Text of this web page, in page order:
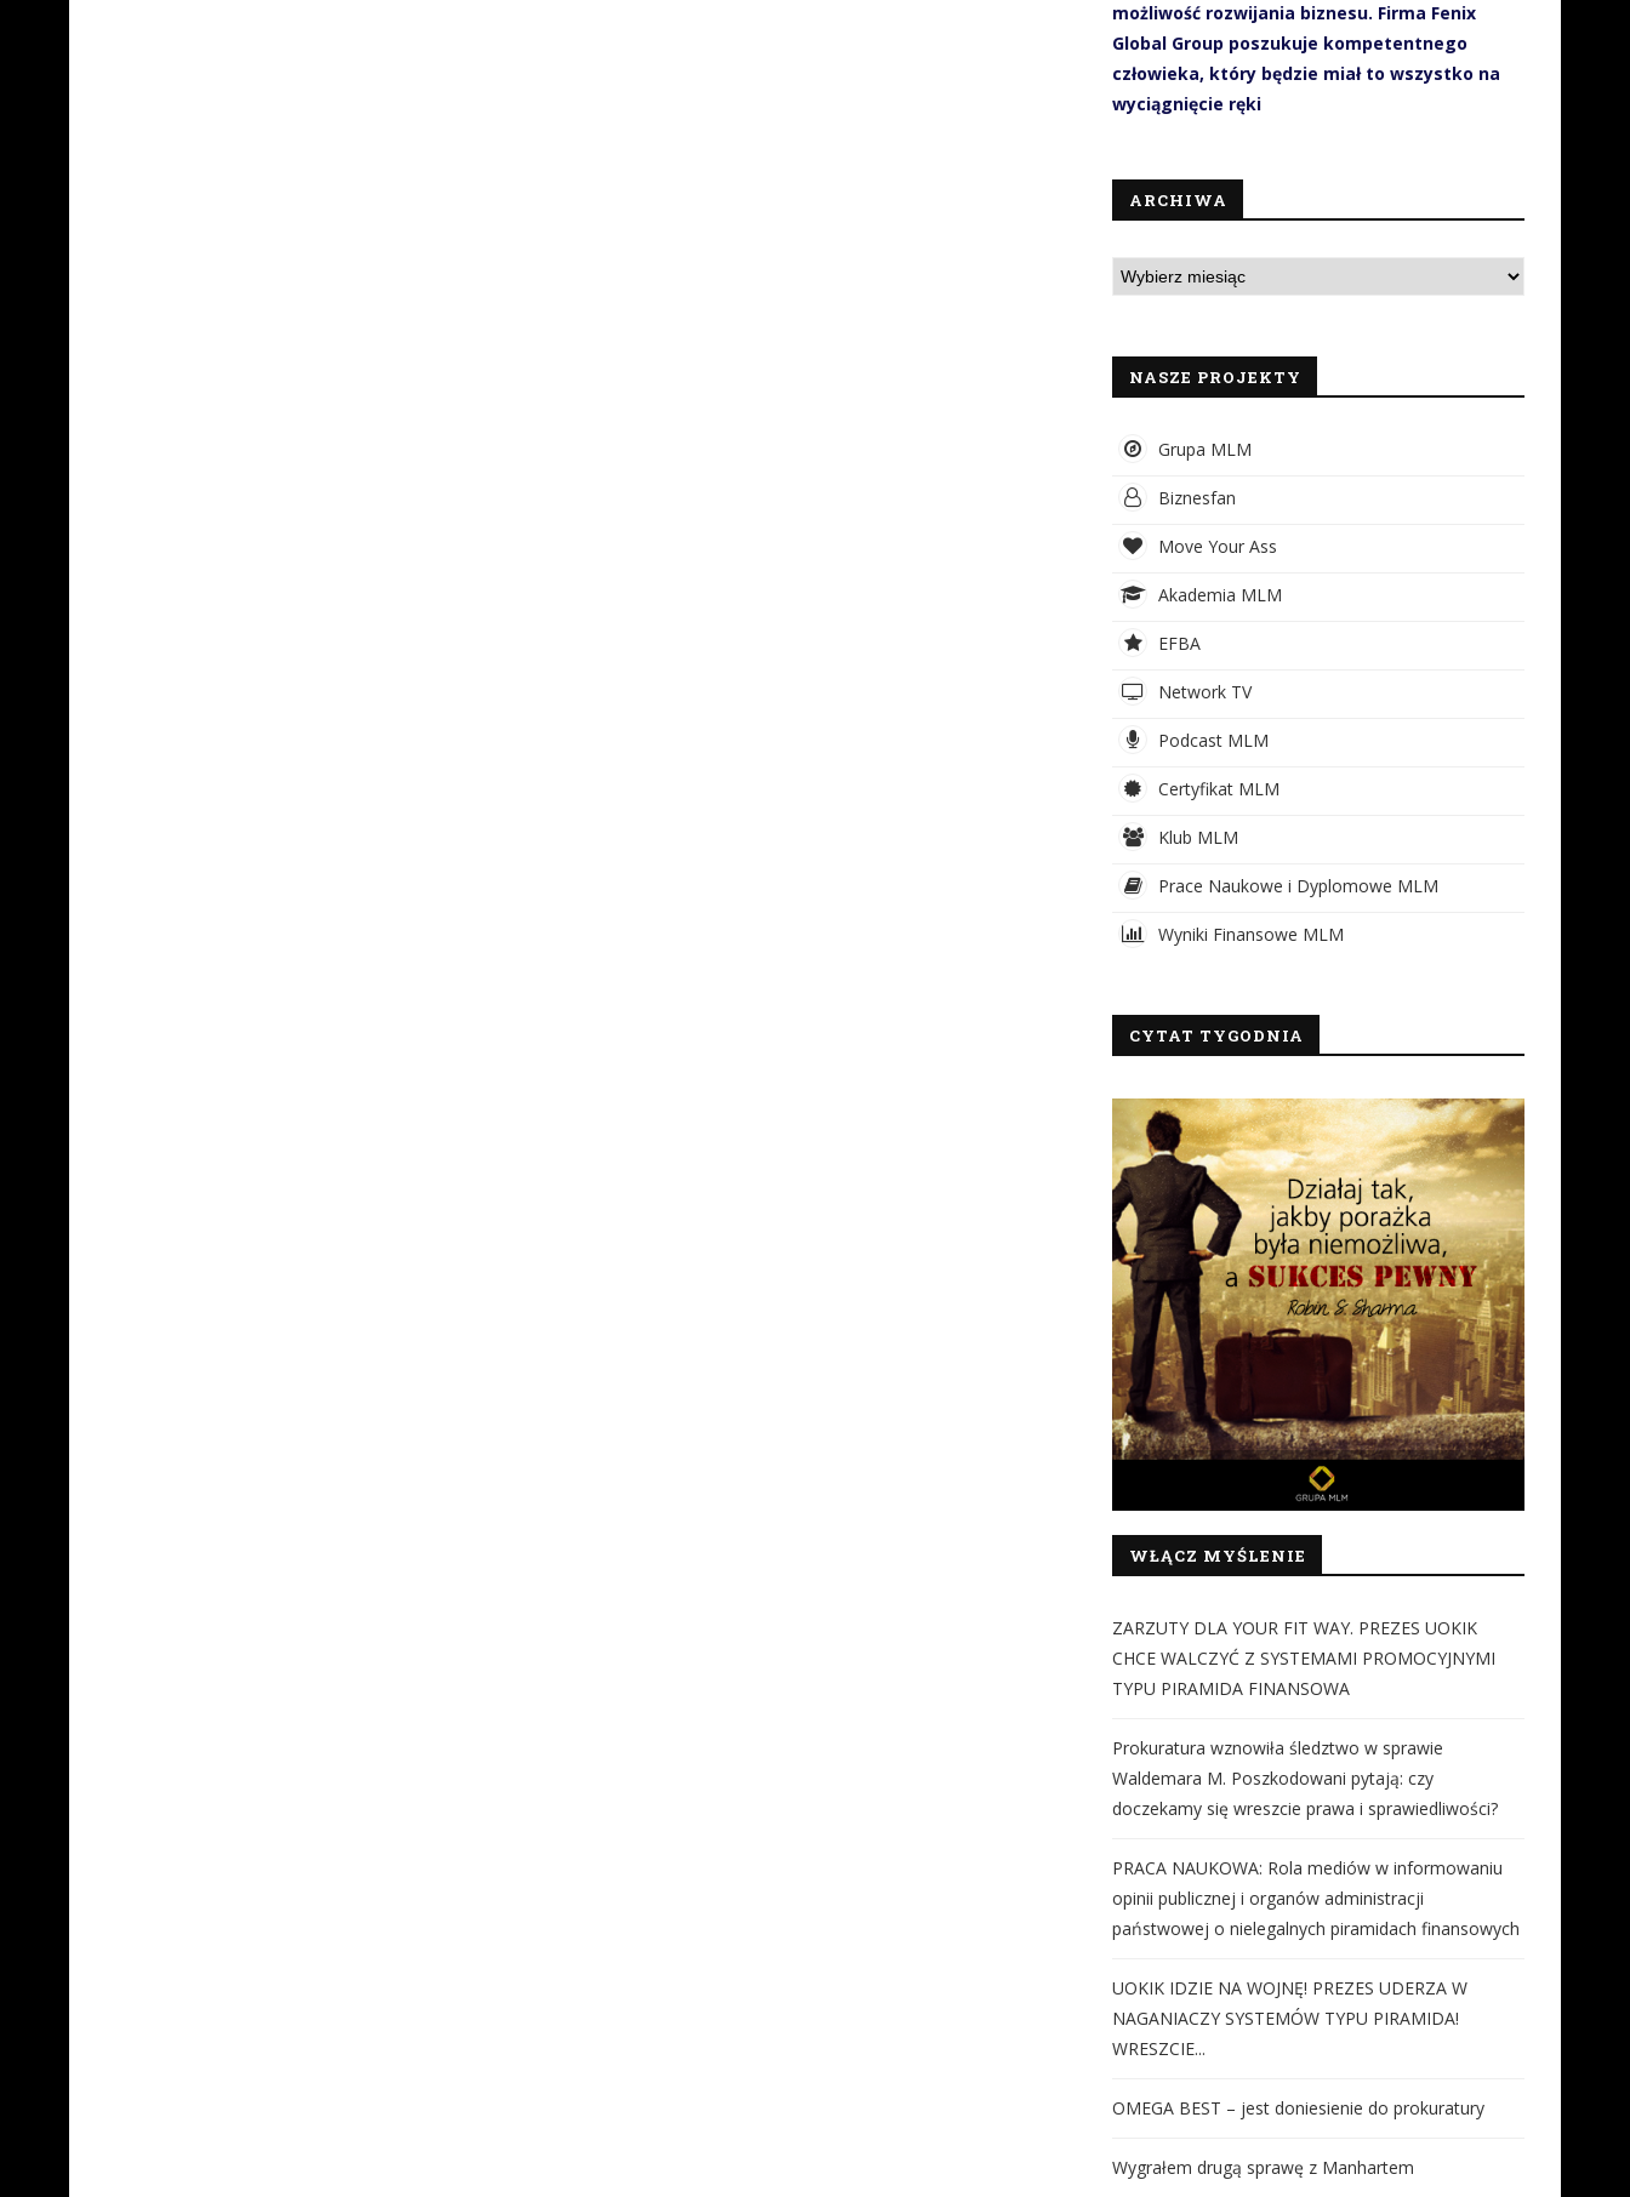
możliwość rozwijania biznesu. Firma Fenix
Global Group poszukuje kompetentnego
człowieka, który będzie miał to wszystko na
wyciągnięcie ręki
ARCHIWA
NASZE PROJEKTY
Grupa MLM
Biznesfan
Move Your Ass
Akademia MLM
EFBA
Network TV
Podcast MLM
Certyfikat MLM
Klub MLM
Prace Naukowe i Dyplomowe MLM
Wyniki Finansowe MLM
CYTAT TYGODNIA
WŁĄCZ MYŚLENIE
ZARZUTY DLA YOUR FIT WAY. PREZES UOKIK
CHCE WALCZYĆ Z SYSTEMAMI PROMOCYJNYMI
TYPU PIRAMIDA FINANSOWA
Prokuratura wznowiła śledztwo w sprawie
Waldemara M. Poszkodowani pytają: czy
doczekamy się wreszcie prawa i sprawiedliwości?
PRACA NAUKOWA: Rola mediów w informowaniu
opinii publicznej i organów administracji
państwowej o nielegalnych piramidach finansowych
UOKIK IDZIE NA WOJNĘ! PREZES UDERZA W
NAGANIACZY SYSTEMÓW TYPU PIRAMIDA!
WRESZCIE...
OMEGA BEST – jest doniesienie do prokuratury
Wygrałem drugą sprawę z Manhartem